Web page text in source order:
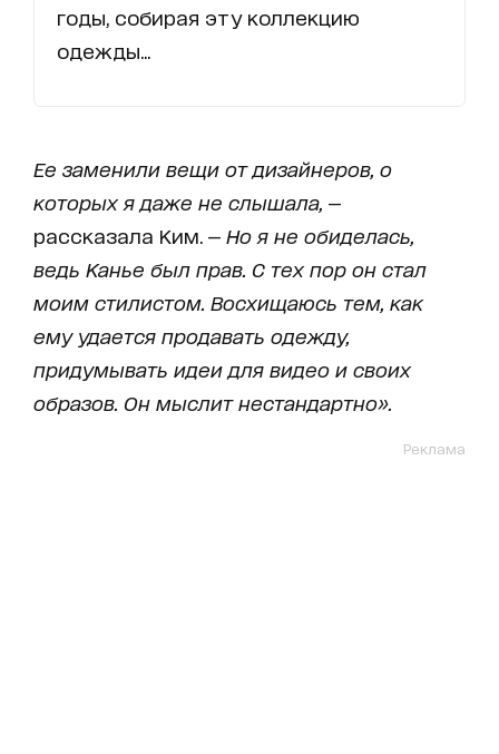
годы, собирая эту коллекцию
одежды...
Ее заменили вещи от дизайнеров, о
которых я даже не слышала, —
рассказала Ким. — Но я не обиделась,
ведь Канье был прав. С тех пор он стал
моим стилистом. Восхищаюсь тем, как
ему удается продавать одежду,
придумывать идеи для видео и своих
образов. Он мыслит нестандартно».
Реклама